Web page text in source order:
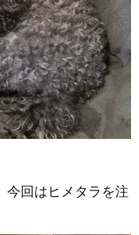
今回はヒメタラを注